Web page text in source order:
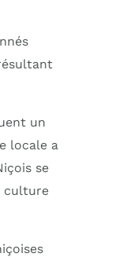
un
locale a
se
culture